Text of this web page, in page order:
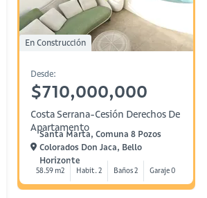
En Construcción
Desde:
$710,000,000
Costa Serrana-Cesión Derechos De
Apartamento
Santa Marta, Comuna 8 Pozos
Colorados Don Jaca, Bello
Horizonte
58.59 m2 Habit. 2 Baños 2 Garaje 0